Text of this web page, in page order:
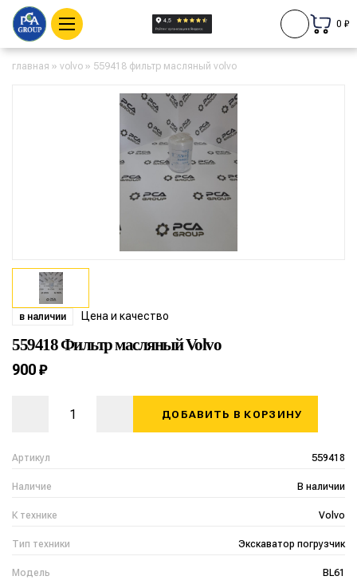
0 ₽
главная » volvo » 559418 фильтр масляный volvo
в наличии Цена и качество
559418 Фильтр масляный Volvo
Артикул 559418
Наличие В наличии
К технике Volvo
Тип техники Экскаватор погрузчик
Модель BL61
900 ₽
ДОБАВИТЬ В КОРЗИНУ